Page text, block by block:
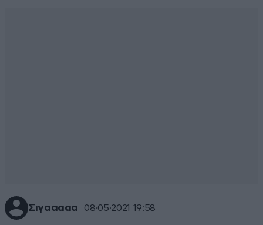
Σιγααααα 08·05·2021 19:58